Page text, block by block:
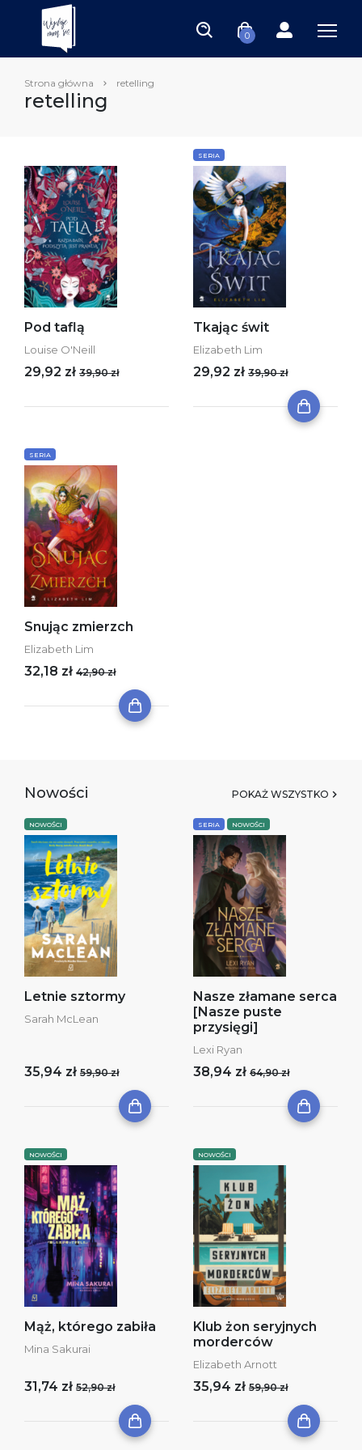
0
Strona główna retelling
retelling
Pod taflą
Louise O'Neill
29,92 zł 39,90 zł
SERIA
Tkając świt
Elizabeth Lim
29,92 zł 39,90 zł
SERIA
Snując zmierzch
Elizabeth Lim
32,18 zł 42,90 zł
Nowości POKAŻ WSZYSTKO
NOWOŚCI
Letnie sztormy
Sarah McLean
35,94 zł 59,90 zł
SERIA NOWOŚCI
Nasze złamane serca
[Nasze puste
przysięgi]
Lexi Ryan
38,94 zł 64,90 zł
NOWOŚCI
Mąż, którego zabiła
Mina Sakurai
31,74 zł 52,90 zł
NOWOŚCI
Klub żon seryjnych
morderców
Elizabeth Arnott
35,94 zł 59,90 zł